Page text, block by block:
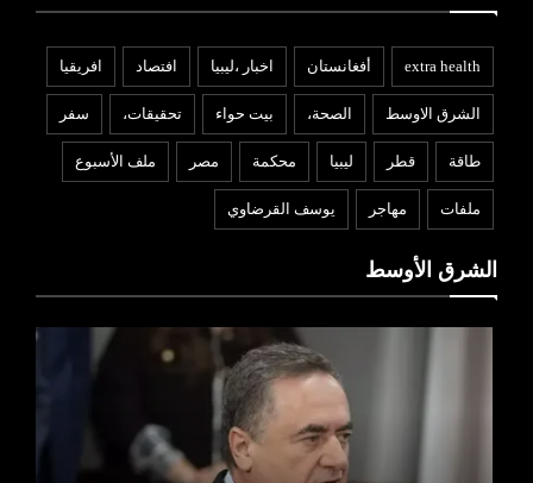
extra health أفغانستان اخبار ،ليبيا افتصاد افريقيا
الشرق الاوسط الصحة، بيت حواء تحقيقات، سفر
طاقة قطر ليبيا محكمة مصر ملف الأسبوع
ملفات مهاجر يوسف القرضاوي
الشرق الأوسط